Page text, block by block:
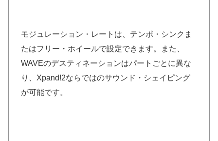
モジュレーション・レートは、テンポ・シンクま
たはフリー・ホイールで設定できます。また、
WAVEのデスティネーションはパートごとに異な
り、Xpand!2ならではのサウンド・シェイピング
が可能です。